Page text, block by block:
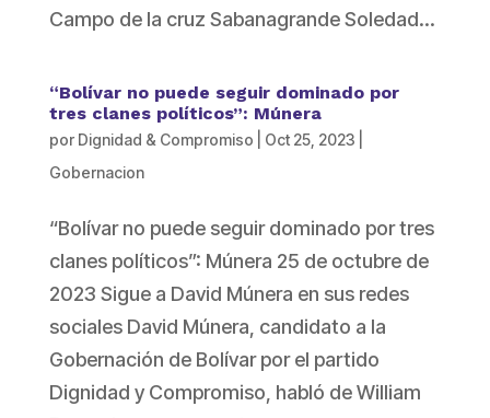
Campo de la cruz Sabanagrande Soledad...
“Bolívar no puede seguir dominado por
tres clanes políticos”: Múnera
por Dignidad & Compromiso Oct 25, 2023
Gobernacion
“Bolívar no puede seguir dominado por tres
clanes políticos”: Múnera 25 de octubre de
2023 Sigue a David Múnera en sus redes
sociales David Múnera, candidato a la
Gobernación de Bolívar por el partido
Dignidad y Compromiso, habló de William